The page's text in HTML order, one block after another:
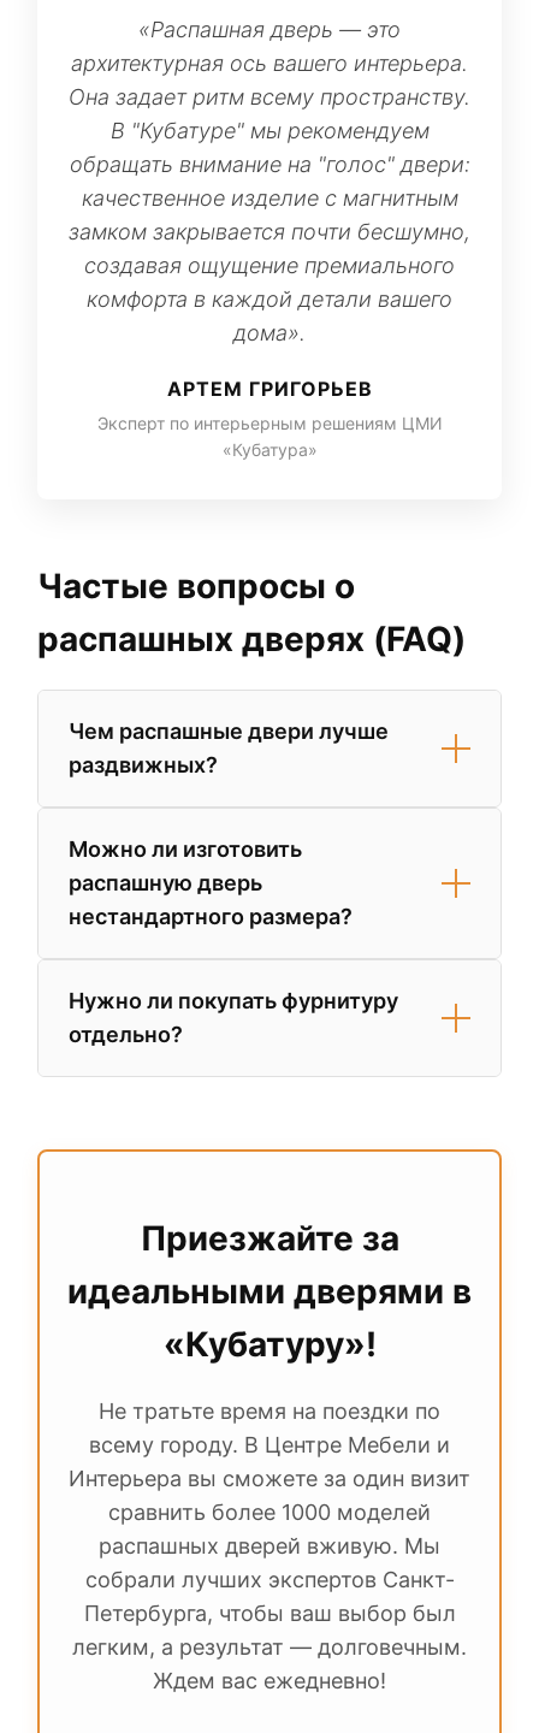
«Распашная дверь — это
архитектурная ось вашего интерьера.
Она задает ритм всему пространству.
В "Кубатуре" мы рекомендуем
обращать внимание на "голос" двери:
качественное изделие с магнитным
замком закрывается почти бесшумно,
создавая ощущение премиального
комфорта в каждой детали вашего
дома».
АРТЕМ ГРИГОРЬЕВ
Эксперт по интерьерным решениям ЦМИ
«Кубатура»
Частые вопросы о
распашных дверях (FAQ)
Чем распашные двери лучше
раздвижных?
Главное преимущество распашных
плотному прилеганию полотна к
уплотнителю в коробе, они
обеспечивают значительно лучшую
звуко- и теплоизоляцию. Также
распашные механизмы проще в монтаже
и долговечнее.
Можно ли изготовить
распашную дверь
нестандартного размера?
Да, большинство брендов в нашем
центре (например, Sofia и ProfilDoors)
изготавливают двери высотой до 3
метров и шириной до 1 метра. Оформить
Нужно ли покупать фурнитуру
отдельно?
фурнитуру, идеально подходящую по
стилю и весу полотна.
Приезжайте за
идеальными дверями в
«Кубатуру»!
Не тратьте время на поездки по
всему городу. В Центре Мебели и
Интерьера вы сможете за один визит
сравнить более 1000 моделей
распашных дверей вживую. Мы
собрали лучших экспертов Санкт-
Петербурга, чтобы ваш выбор был
легким, а результат — долговечным.
Ждем вас ежедневно!